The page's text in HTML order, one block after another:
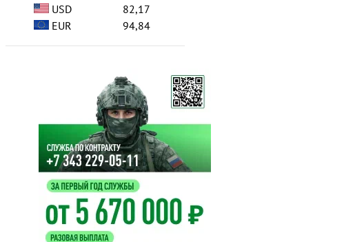
USD
82,17
EUR
94,84